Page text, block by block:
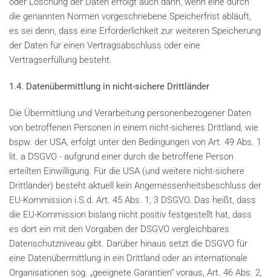
die genannten Normen vorgeschriebene Speicherfrist abläuft,
es sei denn, dass eine Erforderlichkeit zur weiteren Speicherung
der Daten für einen Vertragsabschluss oder eine
Vertragserfüllung besteht.
1.4. Datenübermittlung in nicht-sichere Drittländer
Die Übermittlung und Verarbeitung personenbezogener Daten
von betroffenen Personen in einem nicht-sicheres Drittland, wie
bspw. der USA, erfolgt unter den Bedingungen von Art. 49 Abs. 1
lit. a DSGVO - aufgrund einer durch die betroffene Person
erteilten Einwilligung. Für die USA (und weitere nicht-sichere
Drittländer) besteht aktuell kein Angemessenheitsbeschluss der
EU-Kommission i.S.d. Art. 45 Abs. 1, 3 DSGVO. Das heißt, dass
die EU-Kommission bislang nicht positiv festgestellt hat, dass
es dort ein mit den Vorgaben der DSGVO vergleichbares
Datenschutzniveau gibt. Darüber hinaus setzt die DSGVO für
eine Datenübermittlung in ein Drittland oder an internationale
Organisationen sog. „geeignete Garantien“ voraus, Art. 46 Abs. 2,